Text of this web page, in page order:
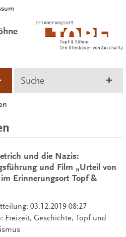
Suche
und die Nazis:
und Film „Urteil von
Erinnerungsort Topf &
03.12.2019 08:27
Freizeit, Geschichte, Topf und